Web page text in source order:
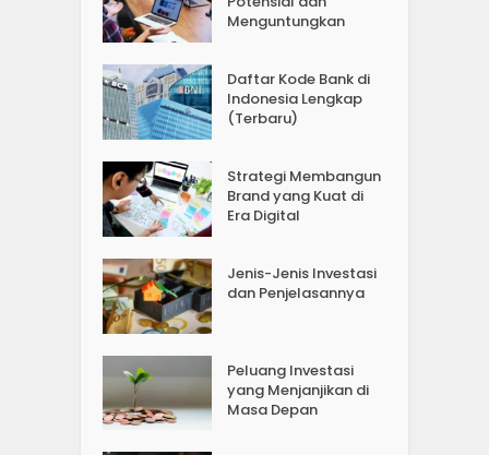
Menguntungkan
Daftar Kode Bank di
Indonesia Lengkap
(Terbaru)
Strategi Membangun
Brand yang Kuat di
Era Digital
Jenis-Jenis Investasi
dan Penjelasannya
Peluang Investasi
yang Menjanjikan di
Masa Depan